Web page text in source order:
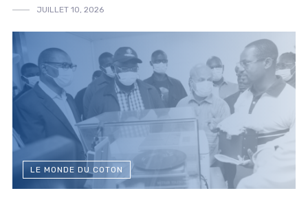
JUILLET 10, 2026
LE MONDE DU COTON